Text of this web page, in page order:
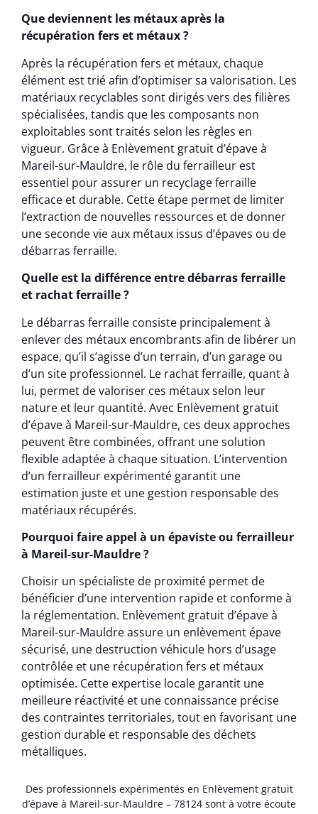
Que deviennent les métaux après la
récupération fers et métaux ?
Après la récupération fers et métaux, chaque
élément est trié afin d’optimiser sa valorisation. Les
matériaux recyclables sont dirigés vers des filières
spécialisées, tandis que les composants non
exploitables sont traités selon les règles en
vigueur. Grâce à Enlèvement gratuit d’épave à
Mareil-sur-Mauldre, le rôle du ferrailleur est
essentiel pour assurer un recyclage ferraille
efficace et durable. Cette étape permet de limiter
l’extraction de nouvelles ressources et de donner
une seconde vie aux métaux issus d’épaves ou de
débarras ferraille.
Quelle est la différence entre débarras ferraille
et rachat ferraille ?
Le débarras ferraille consiste principalement à
enlever des métaux encombrants afin de libérer un
espace, qu’il s’agisse d’un terrain, d’un garage ou
d’un site professionnel. Le rachat ferraille, quant à
lui, permet de valoriser ces métaux selon leur
nature et leur quantité. Avec Enlèvement gratuit
d’épave à Mareil-sur-Mauldre, ces deux approches
peuvent être combinées, offrant une solution
flexible adaptée à chaque situation. L’intervention
d’un ferrailleur expérimenté garantit une
estimation juste et une gestion responsable des
matériaux récupérés.
Pourquoi faire appel à un épaviste ou ferrailleur
à Mareil-sur-Mauldre ?
Choisir un spécialiste de proximité permet de
bénéficier d’une intervention rapide et conforme à
la réglementation. Enlèvement gratuit d’épave à
Mareil-sur-Mauldre assure un enlèvement épave
sécurisé, une destruction véhicule hors d’usage
contrôlée et une récupération fers et métaux
optimisée. Cette expertise locale garantit une
meilleure réactivité et une connaissance précise
des contraintes territoriales, tout en favorisant une
gestion durable et responsable des déchets
métalliques.
Des professionnels expérimentés en Enlèvement gratuit
d’épave à Mareil-sur-Mauldre – 78124 sont à votre écoute